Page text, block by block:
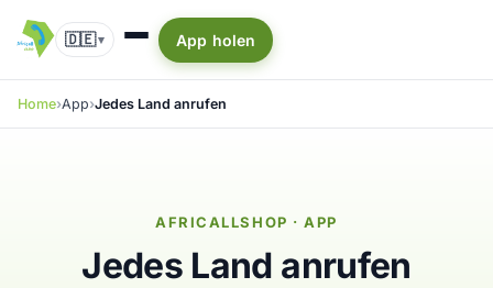
🇩🇪▾ App holen
Home App Jedes Land anrufen
AFRICALLSHOP · APP
Jedes Land anrufen